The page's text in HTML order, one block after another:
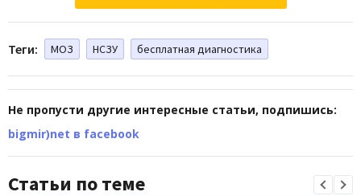
Теги: МОЗ НСЗУ бесплатная диагностика
Не пропусти другие интересные статьи, подпишись:
bigmir)net в facebook
Статьи по теме